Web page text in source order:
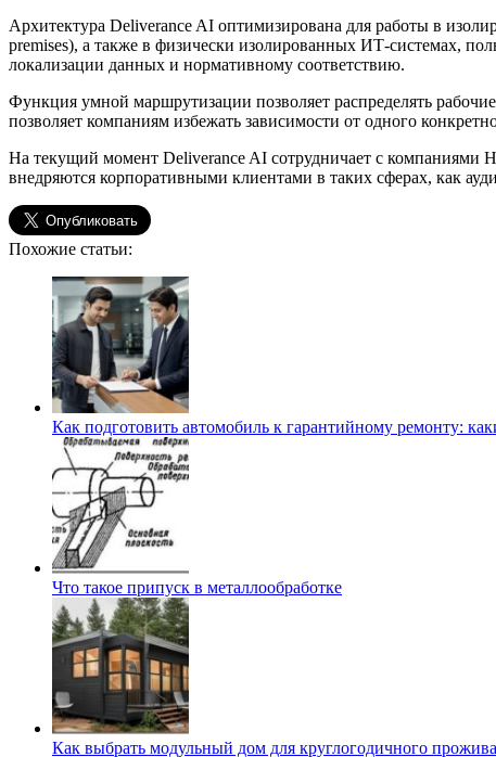
Архитектура Deliverance AI оптимизирована для работы в
premises), а также в физически изолированных ИТ-системах,
локализации данных и нормативному соответствию.
Функция умной маршрутизации позволяет распределять
позволяет компаниям избежать зависимости от одного
На текущий момент Deliverance AI сотрудничает с компаниями
внедряются корпоративными клиентами в таких сферах, как
Похожие статьи:
Как подготовить автомобиль к гарантийному ремонту:
Что такое припуск в металлообработке
Как выбрать модульный дом для круглогодичного